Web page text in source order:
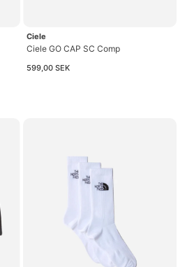
Ciele
Ciele GO CAP SC Comp
599,00 SEK